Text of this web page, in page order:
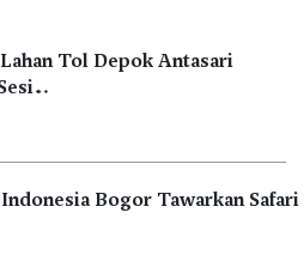
Tol Depok Antasari
Bogor Tawarkan Safari